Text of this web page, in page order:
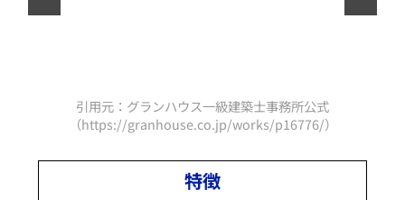
引用元：グランハウス一級建築士事務所公式
（https://granhouse.co.jp/works/p16776/）
特徴